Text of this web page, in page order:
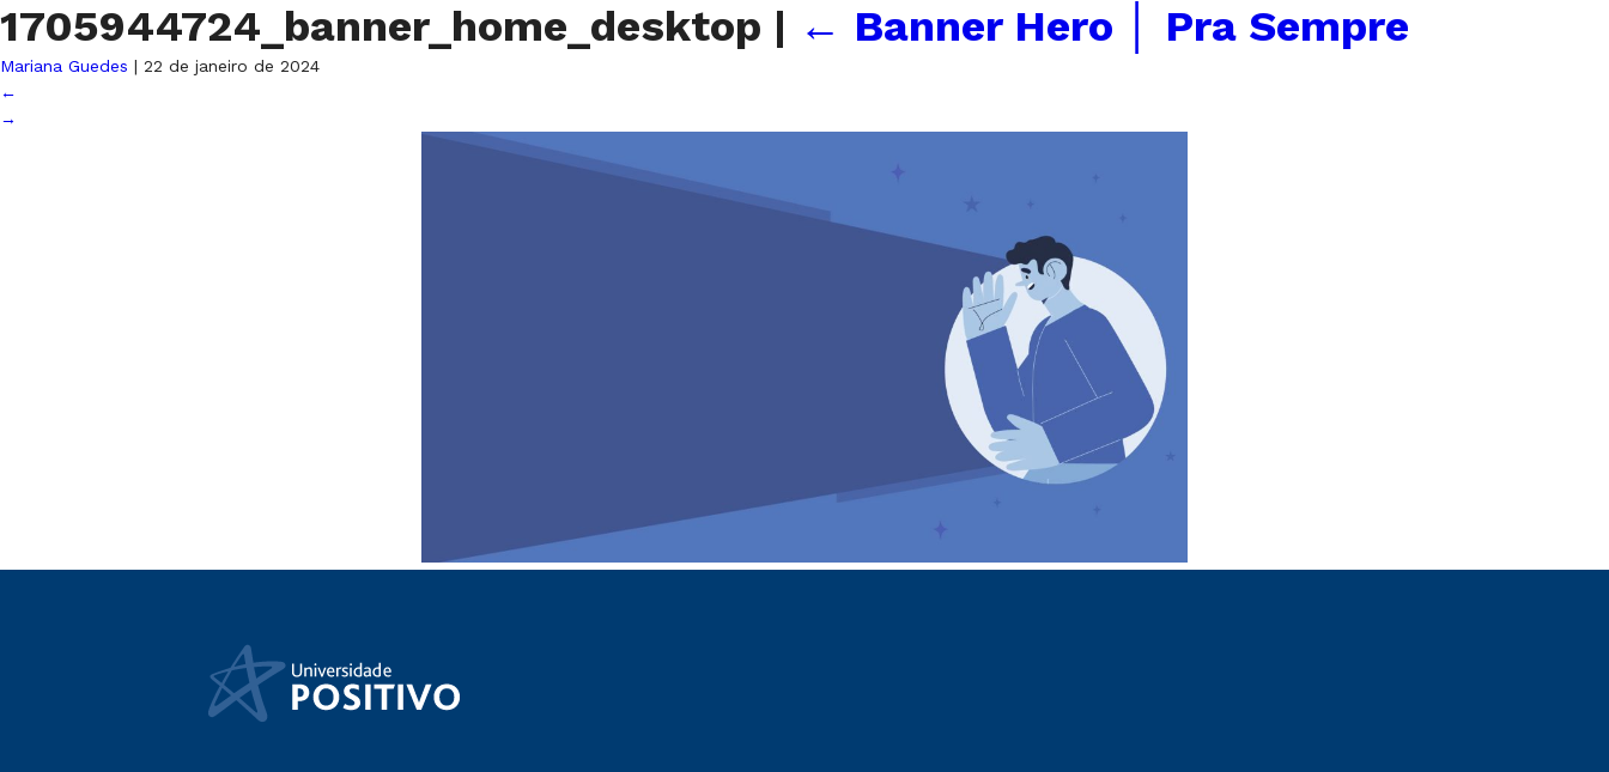
1705944724_banner_home_desktop | ← Banner Hero │ Pra Sempre
Mariana Guedes | 22 de janeiro de 2024
←
→